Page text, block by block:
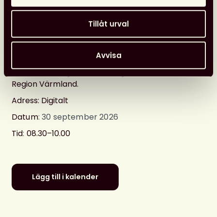
Tillåt urval
Avvisa
Extern arrangör
Detaljerad information
Region Blekinge, Region
Kalmar län, Region Kronoberg och
Region Värmland.
Adress: Digitalt
Datum: 30 september 2026
Tid: 08.30–10.00
Lägg till i kalender